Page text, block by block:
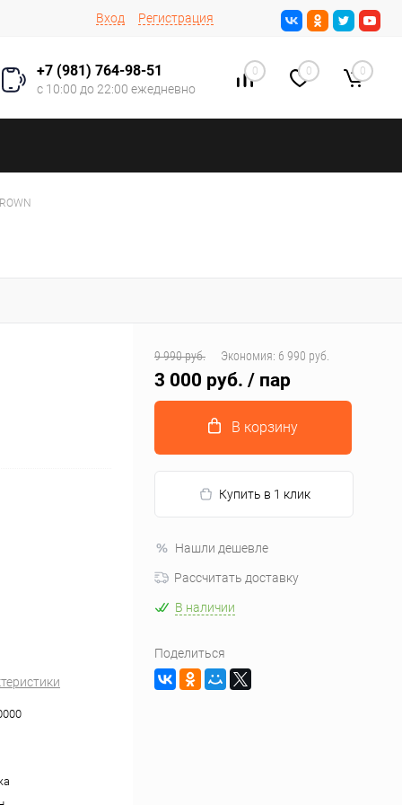
Вход Регистрация
+7 (981) 764-98-51
с 10:00 до 22:00 ежедневно
0 0 0
9 990 руб. Экономия: 6 990 руб.
3 000 руб. / пар
В корзину
Купить в 1 клик
Нашли дешевле
Рассчитать доставку
В наличии
Поделиться